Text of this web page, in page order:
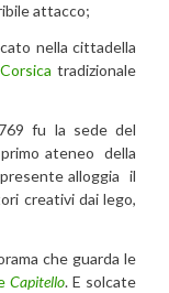
attacco;
nella cittadella
Corsica tradizionale
fu la sede del
ateneo della
alloggia il
creativi dai lego,
che guarda le
Capitello. E solcate